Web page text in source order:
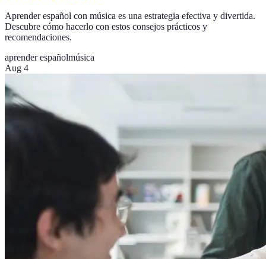
Aprender español con música es una estrategia efectiva y divertida.
Descubre cómo hacerlo con estos consejos prácticos y
recomendaciones.
aprender españolmúsica
Aug 4